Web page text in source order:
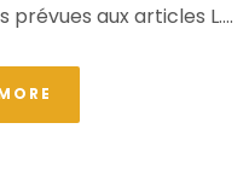
prévues aux articles L....